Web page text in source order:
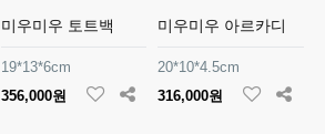
미우미우 토트백
19*13*6cm
356,000원
미우미우 아르카디
20*10*4.5cm
316,000원